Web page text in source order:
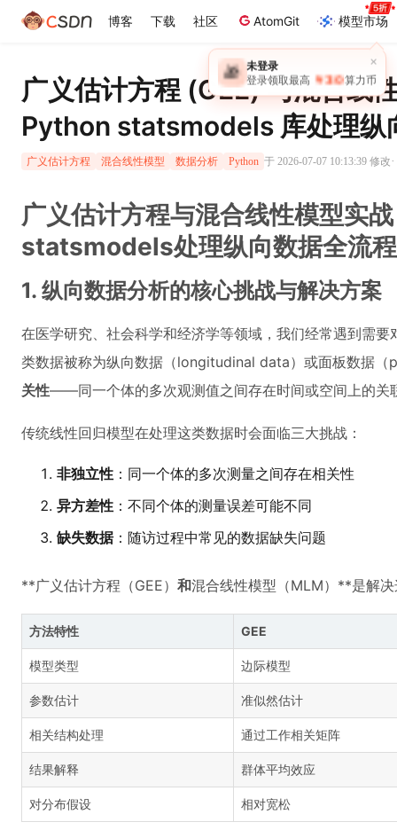
博客 下载 社区 AtomGit 模型市场
×
🎁 未登录
登录领取最高 ￥30 算力币
广义估计方程 (GEE) 与混合线
Python statsmodels 库处理纵
广义估计方程 混合线性模型 数据分析 Python 于 2026-07-07 10:13:39 修改·
广义估计方程与混合线性模型实
statsmodels处理纵向数据全流
1. 纵向数据分析的核心挑战与解决方案
在医学研究、社会科学和经济学等领域，我们经常遇到需
类数据被称为纵向数据（longitudinal data）或面板数据（
关性——同一个体的多次观测值之间存在时间或空间上的关
传统线性回归模型在处理这类数据时会面临三大挑战：
非独立性 ：同一个体的多次测量之间存在相关性
异方差性 ：不同个体的测量误差可能不同
缺失数据：随访过程中常见的数据缺失问题
**广义估计方程（GEE） 和混合线性模型（MLM）**是解
方法特性 GEE
模型类型 边际模型
参数估计 准似然估计
相关结构处理 通过工作相关矩阵
结果解释 群体平均效应
对分布假设 相对宽松